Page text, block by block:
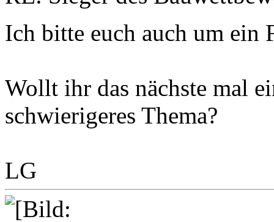
Ich bitte euch auch um ein
Wollt ihr das nächste mal
schwierigeres Thema?
LG